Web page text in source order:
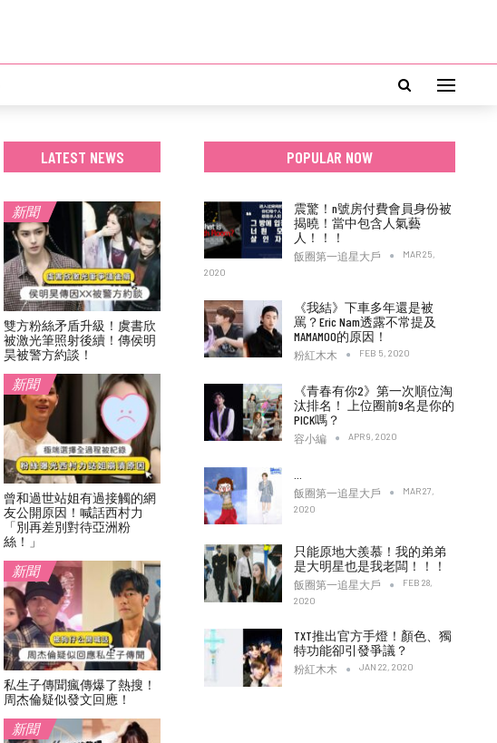
POPULAR NOW
震驚！n號房付費會員身份被
揭曉！當中包含人氣藝
人！！！
飯圈第一追星大戶
MAR 25,
2020
《我結》下車多年還是被
罵？Eric Nam透露不常提及
MAMAMOO的原因！
粉紅木木 FEB 5, 2020
《青春有你2》第一次順位淘
汰排名！ 上位圈前9名是你的
PICK嗎？
容小編 APR 9, 2020
飯圈第一追星大戶
MAR 27,
2020
只能原地大羨慕！我的弟弟
是大明星也是我老闆！！！
飯圈第一追星大戶
FEB 28,
2020
TXT推出官方手燈！顏色、獨
特功能卻引發爭議？
粉紅木木 JAN 22, 2020
LATEST NEWS
新聞
雙方粉絲矛盾升級！虞書欣
被激光筆照射後續！傳侯明
昊被警方約談！
新聞
曾和過世站姐有過接觸的網
友公開原因！喊話西村力
「別再差別對待亞洲粉
絲！」
新聞
私生子傳聞瘋傳爆了熱搜！
周杰倫疑似發文回應！
新聞